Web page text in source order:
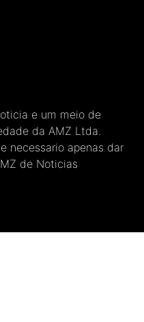
e um meio de
da AMZ Ltda.
necessario apenas dar
de Noticias